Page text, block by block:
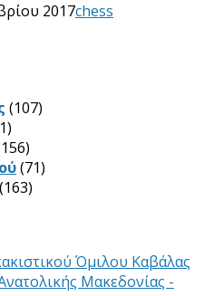
2017chess
(107)
(71)
(163)